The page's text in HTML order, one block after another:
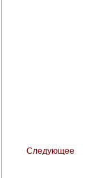
Следующее